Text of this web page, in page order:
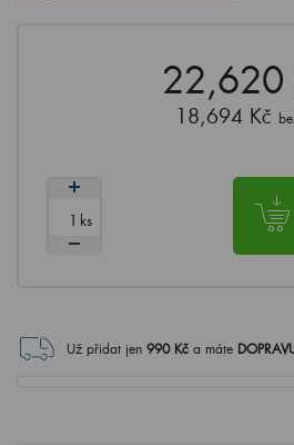
22,620
18,694 Kč
ks
Už přidat jen 990Kč a máte